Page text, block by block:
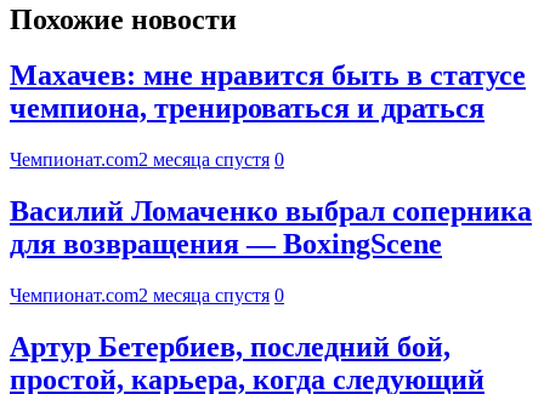
Похожие новости
Махачев: мне нравится быть в статусе
чемпиона, тренироваться и драться
Чемпионат.com2 месяца спустя 0
Василий Ломаченко выбрал соперника
для возвращения — BoxingScene
Чемпионат.com2 месяца спустя 0
Артур Бетербиев, последний бой,
простой, карьера, когда следующий